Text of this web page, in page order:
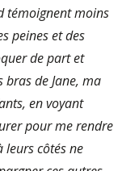
témoignent moins
peines et des
de part et
bras de Jane, ma
en voyant
pour me rendre
leurs côtés ne